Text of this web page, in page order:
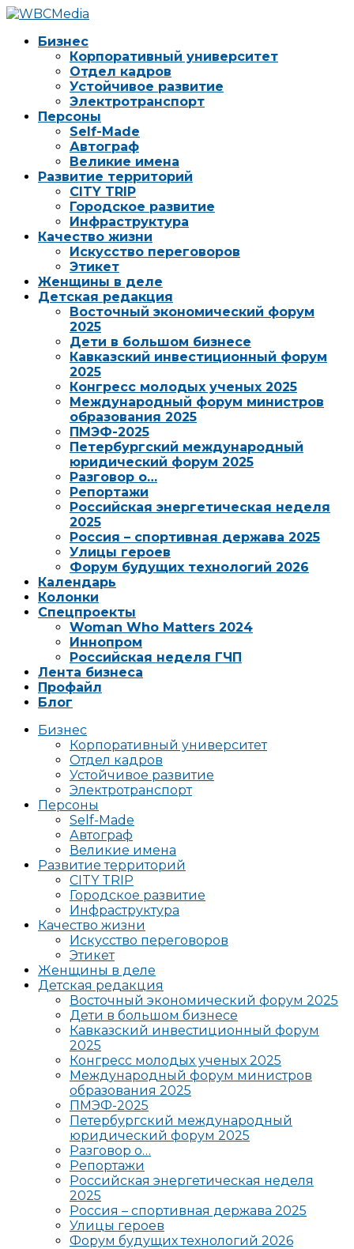
Бизнес
Корпоративный университет
Отдел кадров
Устойчивое развитие
Электротранспорт
Персоны
Self-Made
Автограф
Великие имена
Развитие территорий
CITY TRIP
Городское развитие
Инфраструктура
Качество жизни
Искусство переговоров
Этикет
Женщины в деле
Детская редакция
Восточный экономический форум
2025
Дети в большом бизнесе
Кавказский инвестиционный форум
2025
Конгресс молодых ученых 2025
Международный форум министров
образования 2025
ПМЭФ-2025
Петербургский международный
юридический форум 2025
Разговор о…
Репортажи
Российская энергетическая неделя
2025
Россия – спортивная держава 2025
Улицы героев
Форум будущих технологий 2026
Календарь
Колонки
Спецпроекты
Woman Who Matters 2024
Иннопром
Российская неделя ГЧП
Лента бизнеса
Профайл
Блог
Бизнес
Корпоративный университет
Отдел кадров
Устойчивое развитие
Электротранспорт
Персоны
Self-Made
Автограф
Великие имена
Развитие территорий
CITY TRIP
Городское развитие
Инфраструктура
Качество жизни
Искусство переговоров
Этикет
Женщины в деле
Детская редакция
Восточный экономический форум 2025
Дети в большом бизнесе
Кавказский инвестиционный форум
2025
Конгресс молодых ученых 2025
Международный форум министров
образования 2025
ПМЭФ-2025
Петербургский международный
юридический форум 2025
Разговор о…
Репортажи
Российская энергетическая неделя
2025
Россия – спортивная держава 2025
Улицы героев
Форум будущих технологий 2026